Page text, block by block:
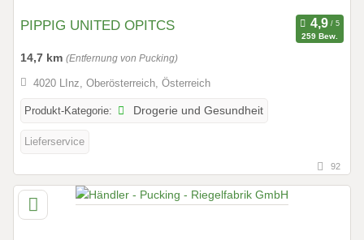
PIPPIG UNITED OPITCS
259 Bew.
14,7 km (Entfernung von Pucking)
4020 LInz, Oberösterreich, Österreich
Produkt-Kategorie: Drogerie und Gesundheit
Lieferservice
92